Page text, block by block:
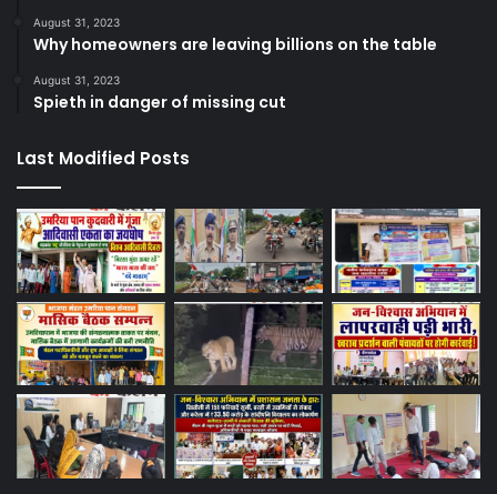
August 31, 2023
Why homeowners are leaving billions on the table
August 31, 2023
Spieth in danger of missing cut
Last Modified Posts